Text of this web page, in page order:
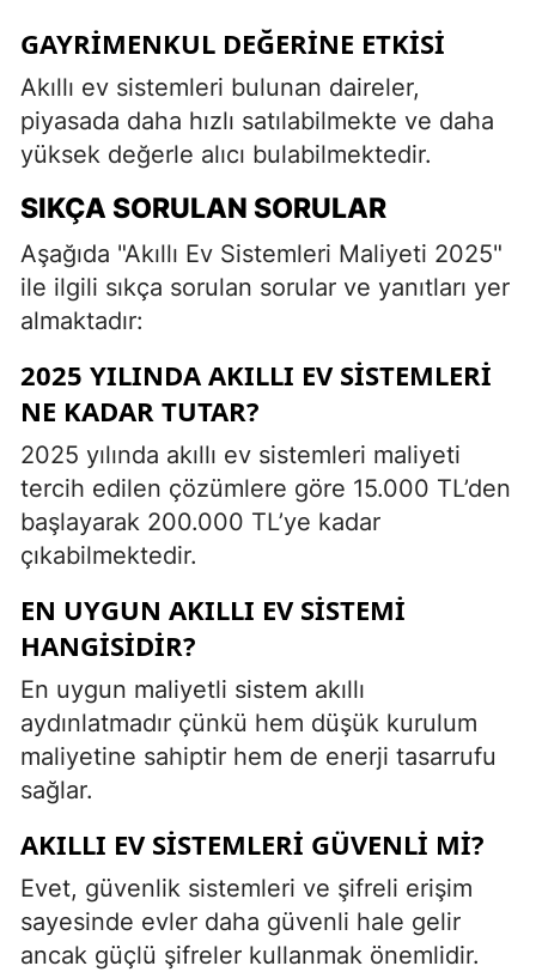
GAYRIMENKUL DEĞERINE ETKISI
Akıllı ev sistemleri bulunan daireler,
piyasada daha hızlı satılabilmekte ve daha
yüksek değerle alıcı bulabilmektedir.
SIKÇA SORULAN SORULAR
Aşağıda "Akıllı Ev Sistemleri Maliyeti 2025"
ile ilgili sıkça sorulan sorular ve yanıtları yer
almaktadır:
2025 YILINDA AKILLI EV SISTEMLERI
NE KADAR TUTAR?
2025 yılında akıllı ev sistemleri maliyeti
tercih edilen çözümlere göre 15.000 TL’den
başlayarak 200.000 TL’ye kadar
çıkabilmektedir.
EN UYGUN AKILLI EV SISTEMI
HANGISIDIR?
En uygun maliyetli sistem akıllı
aydınlatmadır çünkü hem düşük kurulum
maliyetine sahiptir hem de enerji tasarrufu
sağlar.
AKILLI EV SISTEMLERI GÜVENLI MI?
Evet, güvenlik sistemleri ve şifreli erişim
sayesinde evler daha güvenli hale gelir
ancak güçlü şifreler kullanmak önemlidir.